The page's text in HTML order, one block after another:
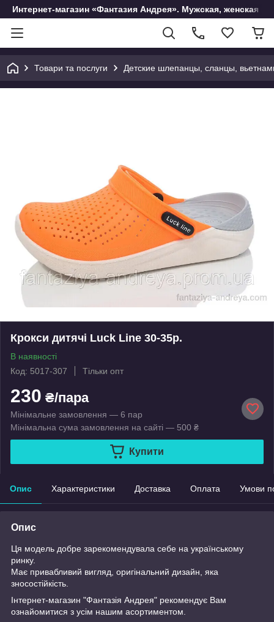
Интернет-магазин «Фантазия Андрея». Мужская, женская и
Товари та послуги Детские шлепанцы, сланцы,
Крокси дитячі Luck Line 30-35р.
В наявності
Код: 5017-307
Тільки опт
230 ₴/пара
Мінімальне замовлення — 6 пар
Мінімальна сума замовлення на сайті — 500 ₴
Купити
Опис Характеристики Доставка Оплата Умови
Опис
Ця модель добре зарекомендувала себе на українському
ринку.
Має привабливий вигляд, оригінальний дизайн, яка
зносостійкість.
Інтернет-магазин "Фантазія Андрея" рекомендує Вам
ознайомитися з усім нашим асортиментом.